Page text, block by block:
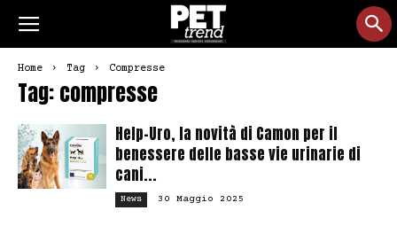
Home Tag Compresse
Tag: compresse
Help-Uro, la novità di Camon per il
benessere delle basse vie urinarie di
cani...
News 30 Maggio 2025